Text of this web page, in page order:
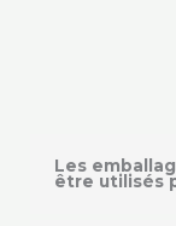
Les
être utilisés